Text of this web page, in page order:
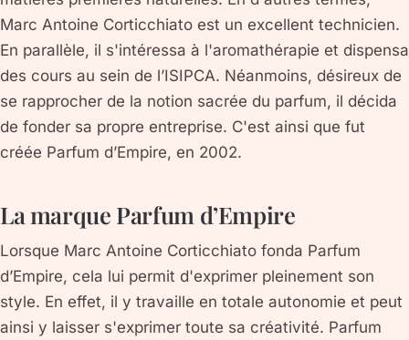
Marc Antoine Corticchiato est un excellent technicien.
En parallèle, il s'intéressa à l'aromathérapie et dispensa
des cours au sein de l’ISIPCA. Néanmoins, désireux de
se rapprocher de la notion sacrée du parfum, il décida
de fonder sa propre entreprise. C'est ainsi que fut
créée Parfum d’Empire, en 2002.
La marque Parfum d’Empire
Lorsque Marc Antoine Corticchiato fonda Parfum
d’Empire, cela lui permit d'exprimer pleinement son
style. En effet, il y travaille en totale autonomie et peut
ainsi y laisser s'exprimer toute sa créativité. Parfum